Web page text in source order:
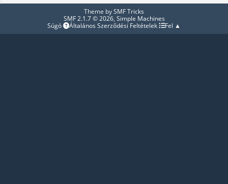
Theme bySMF Tricks
SMF 2.1.7 © 2026, Simple Machines
Súgó
Általános Szerződési Feltételek Fel ▲